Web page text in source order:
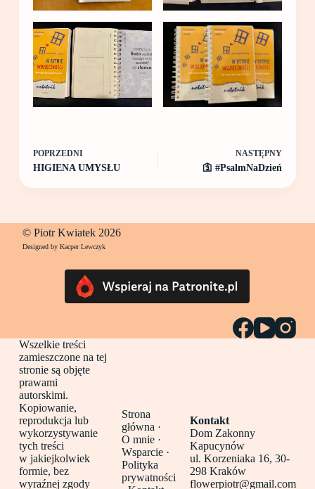
POPRZEDNI
HIGIENA UMYSŁU
NASTĘPNY
🛐 #PsalmNaDzień
© Piotr Kwiatek 2026
Designed by Kacper Lewczyk
Wszelkie treści
zamieszczone na tej
stronie są objęte
prawami
autorskimi.
Kopiowanie,
reprodukcja lub
wykorzystywanie
tych treści
w jakiejkolwiek
formie, bez
wyraźnej zgody
Strona
główna ·
O mnie ·
Wsparcie ·
Polityka
prywatności
Kontakt
Dom Zakonny
Kapucynów
ul. Korzeniaka 16, 30-
298 Kraków
flowerpiotr@gmail.com